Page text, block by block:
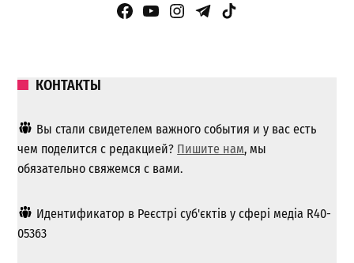
Facebook Page
YouTube
Instagram
Telegram
TikTok
КОНТАКТЫ
Вы стали свидетелем важного события и у вас есть
чем поделится с редакцией? Пишите нам, мы
обязательно свяжемся с вами.
Идентификатор в Реєстрі суб'єктів у сфері медіа R40-
05363